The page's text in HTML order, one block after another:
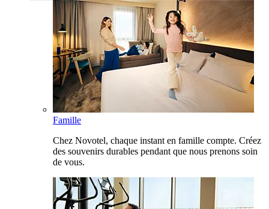
Famille
Chez Novotel, chaque instant en famille compte. Créez
des souvenirs durables pendant que nous prenons soin
de vous.